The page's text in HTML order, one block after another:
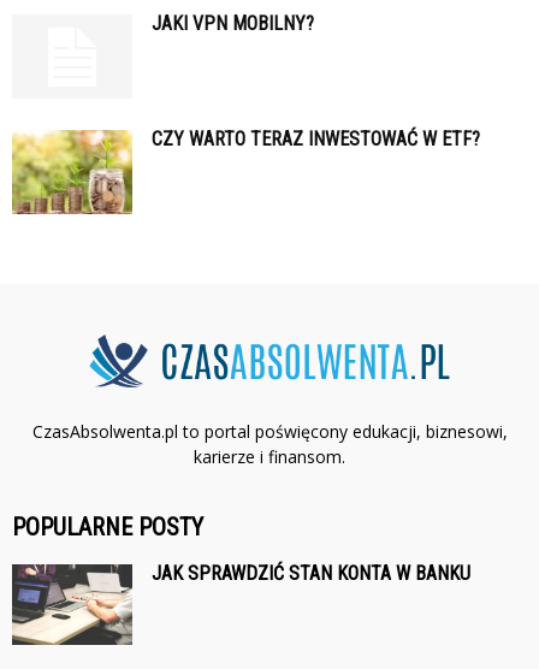
JAKI VPN MOBILNY?
CZY WARTO TERAZ INWESTOWAĆ W ETF?
CzasAbsolwenta.pl to portal poświęcony edukacji, biznesowi,
karierze i finansom.
POPULARNE POSTY
JAK SPRAWDZIĆ STAN KONTA W BANKU